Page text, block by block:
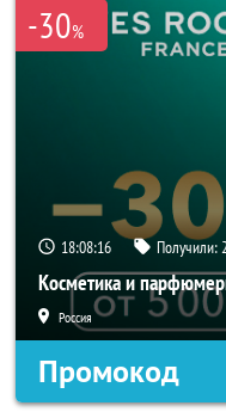
-30%
18:08:16 Получили:
Косметика и
Россия
Промокод